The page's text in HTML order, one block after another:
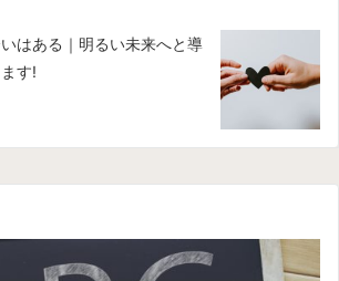
はある｜明るい未来へと導
す!